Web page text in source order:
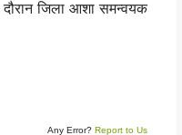
दौरान जिला आशा समन्वयक
Any Error? Report to Us